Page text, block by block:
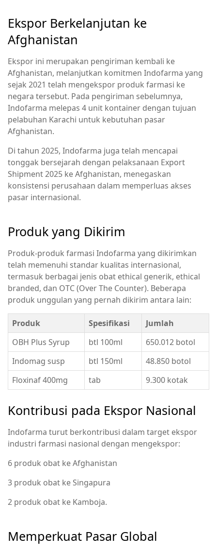
Ekspor Berkelanjutan ke
Afghanistan
Ekspor ini merupakan pengiriman kembali ke
Afghanistan, melanjutkan komitmen Indofarma yang
sejak 2021 telah mengekspor produk farmasi ke
negara tersebut. Pada pengiriman sebelumnya,
Indofarma melepas 4 unit kontainer dengan tujuan
pelabuhan Karachi untuk kebutuhan pasar
Afghanistan.
Di tahun 2025, Indofarma juga telah mencapai
tonggak bersejarah dengan pelaksanaan Export
Shipment 2025 ke Afghanistan, menegaskan
konsistensi perusahaan dalam memperluas akses
pasar internasional.
Produk yang Dikirim
Produk-produk farmasi Indofarma yang dikirimkan
telah memenuhi standar kualitas internasional,
termasuk berbagai jenis obat ethical generik, ethical
branded, dan OTC (Over The Counter). Beberapa
produk unggulan yang pernah dikirim antara lain:
Produk Spesifikasi
Jumlah
OBH Plus Syrup
btl 100ml
650.012 botol
Indomag susp
btl 150ml
48.850 botol
Floxinaf 400mg
tab 9.300 kotak
Kontribusi pada Ekspor Nasional
Indofarma turut berkontribusi dalam target ekspor
industri farmasi nasional dengan mengekspor:
6 produk obat ke Afghanistan
3 produk obat ke Singapura
2 produk obat ke Kamboja.
Memperkuat Pasar Global